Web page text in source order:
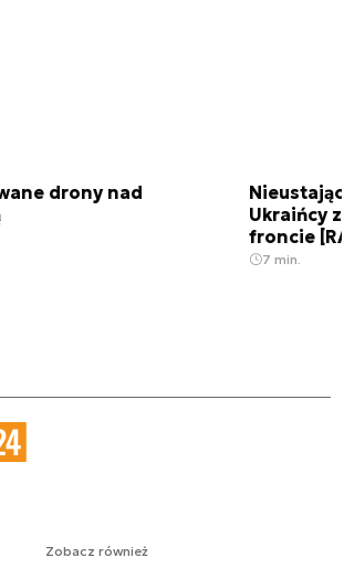
drony nad
Ukraińcy
froncie
7 min.
Zobacz również